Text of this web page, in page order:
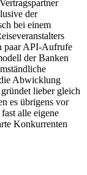
der
bei einem
paar API-Aufrufe
der Banken
Abwicklung
lieber gleich
es übrigens vor
alle eigene
Konkurrenten